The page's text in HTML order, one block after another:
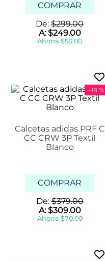
COMPRAR
De: $299.00
A:$249.00
Ahorra $50.00
-18 %
Calcetas adidas PRF C
CC CRW 3P Textil
Blanco
COMPRAR
De:$379.00
A:$309.00
Ahorra $70.00